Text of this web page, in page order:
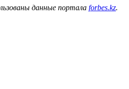
данные портала forbes.kz.